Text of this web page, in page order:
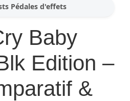
Pédales d'effets
Baby
Edition –
&